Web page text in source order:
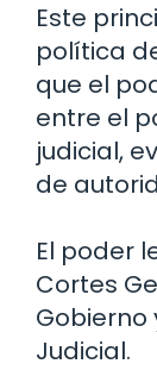
Este
política
que el
entre el
judicial,
de
El poder
Cortes
Gobierno
Judicial.